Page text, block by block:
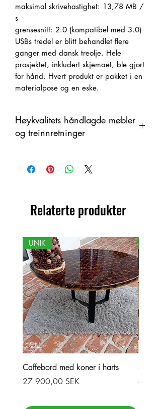
maksimal skrivehastighet: 13,78 MB /
s
grensesnitt: 2.0 (kompatibel med 3.0)
USBs tredel er blitt behandlet flere
ganger med dansk treolje. Hele
prosjektet, inkludert skjemaet, ble gjort
for hånd. Hvert produkt er pakket i en
materialpose og en eske.
Høykvalitets håndlagde møbler
og treinnretninger
et organisk materiale med
fargeendringer. Derfor kan det være
Relaterte produkter
UNIK
Caffebord med koner i harts
Pris
27 900,00 SEK
Stor
Pris
69